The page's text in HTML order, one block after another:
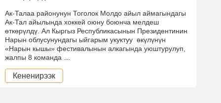
Ак-Талаа районунун Тоголок Молдо айыл аймагындагы
Ак-Тал айылында хоккей оюну боюнча мелдеш
өткөрүлдү. Ал Кыргыз Республикасынын Президентинин
Нарын облусунундагы ыйгарым укуктуу өкүлүнүн
«Нарын кышы» фестивалынын алкагында уюштурулуп,
жалпы 8 команда …
Кененирээк